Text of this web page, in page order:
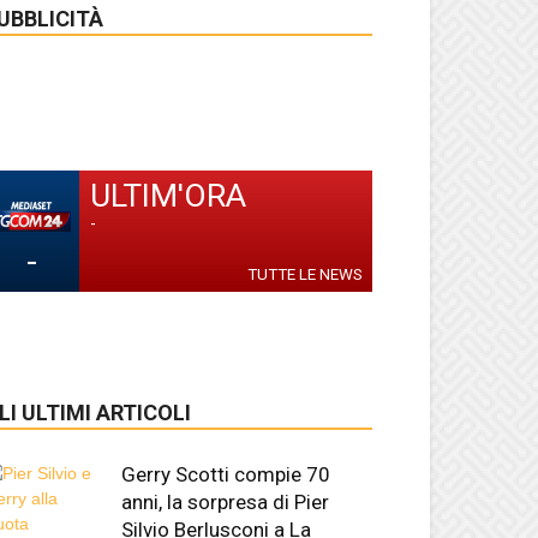
-
ULTIM'ORA
-
TUTTE LE NEWS
ULTIMI ARTICOLI
Gerry Scotti compie 70
anni, la sorpresa di Pier
Silvio Berlusconi a La